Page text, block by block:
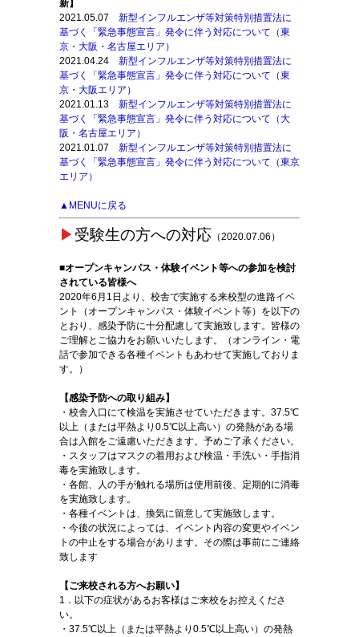
新】
2021.05.07 新型インフルエンザ等対策特別措置法に
基づく「緊急事態宣言」発令に伴う対応について（東
京・大阪・名古屋エリア）
2021.04.24 新型インフルエンザ等対策特別措置法に
基づく「緊急事態宣言」発令に伴う対応について（東
京・大阪エリア）
2021.01.13 新型インフルエンザ等対策特別措置法に
基づく「緊急事態宣言」発令に伴う対応について（大
阪・名古屋エリア）
2021.01.07 新型インフルエンザ等対策特別措置法に
基づく「緊急事態宣言」発令に伴う対応について（東京
エリア）
▲MENUに戻る
▶ 受験生の方への対応 （2020.07.06）
■オープンキャンパス・体験イベント等への参加を検討
されている皆様へ
2020年6月1日より、校舎で実施する来校型の進路イベ
ント（オープンキャンパス・体験イベント等）を以下の
とおり、感染予防に十分配慮して実施致します。皆様の
ご理解とご協力をお願いいたします。（オンライン・電
話で参加できる各種イベントもあわせて実施しておりま
す。）
【感染予防への取り組み】
・校舎入口にて検温を実施させていただきます。37.5℃
以上（または平熱より0.5℃以上高い）の発熱がある場
合は入館をご遠慮いただきます。予めご了承ください。
・スタッフはマスクの着用および検温・手洗い・手指消
毒を実施致します。
・各館、人の手が触れる場所は使用前後、定期的に消毒
を実施致します。
・各種イベントは、換気に留意して実施致します。
・今後の状況によっては、イベント内容の変更やイベン
トの中止をする場合があります。その際は事前にご連絡
致します
【ご来校される方へお願い】
1．以下の症状があるお客様はご来校をお控えくださ
い。
・37.5℃以上（または平熱より0.5℃以上高い）の発熱